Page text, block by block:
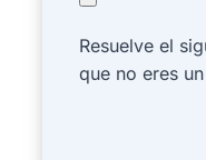
Resuelve el
que no eres